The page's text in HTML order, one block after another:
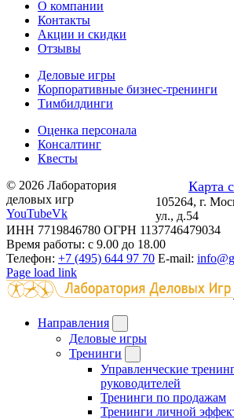
О компании
Контакты
Акции и скидки
Отзывы
Деловые игры
Корпоративные бизнес-тренинги
Тимбилдинги
Оценка персонала
Консалтинг
Квесты
© 2026 Лаборатория
деловых игр
YouTubeVk
Карта
105264, г.
ул., д.54
ИНН 7719846780 ОГРН 1137746479034
Время работы: с 9.00 до 18.00
Телефон: +7 (495) 644 97 70 E-mail:
Page load link
Направления
Деловые игры
Тренинги
Управленческие
руководителей
Тренинги по продажам
Тренинги личной